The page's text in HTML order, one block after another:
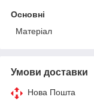
Основні
Матеріал
Умови доставки
Нова Пошта